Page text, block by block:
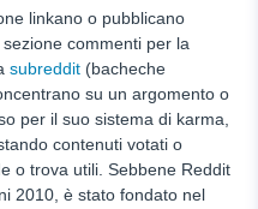
linkano o pubblicano
commenti per la
subreddit (bacheche
su un argomento o
per il suo sistema di karma,
contenuti votati o
o trova utili. Sebbene Reddit
2010, è stato fondato nel